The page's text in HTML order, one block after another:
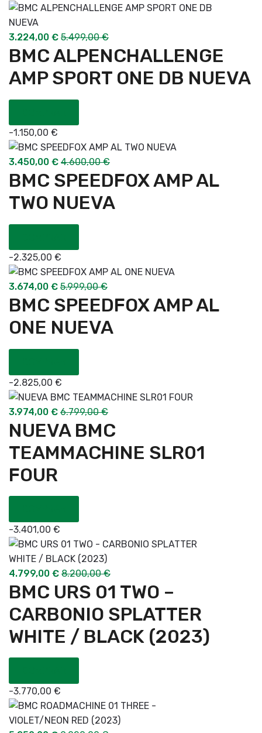
3.224,00 € 5.499,00€
BMC ALPENCHALLENGE
AMP SPORT ONE DB NUEVA
-1.150,00 €
3.450,00 € 4.600,00€
BMC SPEEDFOX AMP AL
TWO NUEVA
-2.325,00 €
3.674,00 € 5.999,00€
BMC SPEEDFOX AMP AL
ONE NUEVA
-2.825,00 €
3.974,00 € 6.799,00€
NUEVA BMC
TEAMMACHINE SLR01
FOUR
-3.401,00 €
4.799,00 € 8.200,00€
BMC URS 01 TWO –
CARBONIO SPLATTER
WHITE / BLACK (2023)
-3.770,00 €